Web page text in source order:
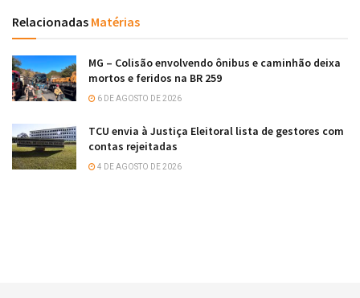
Relacionadas Matérias
MG – Colisão envolvendo ônibus e caminhão deixa
mortos e feridos na BR 259
6 DE AGOSTO DE 2026
TCU envia à Justiça Eleitoral lista de gestores com
contas rejeitadas
4 DE AGOSTO DE 2026